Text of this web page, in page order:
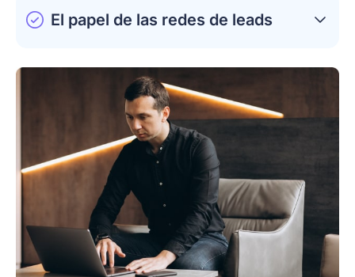
El papel de las redes de leads